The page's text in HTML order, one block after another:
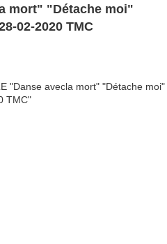
mort" "Détache moi"
02-2020 TMC